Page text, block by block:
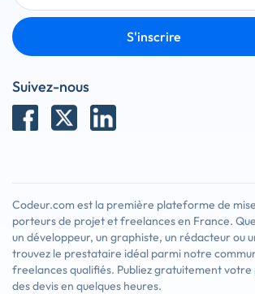
S'inscrire
Suivez-nous
Codeur.com est la première plateforme de
porteurs de projet et freelances en France.
un développeur, un graphiste, un rédacteur ou
trouvez le prestataire idéal parmi notre
freelances qualifiés. Publiez gratuitement
des devis en quelques heures.